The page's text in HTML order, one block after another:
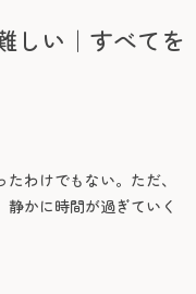
しい｜すべてを
わけでもない。ただ、
かに時間が過ぎていく